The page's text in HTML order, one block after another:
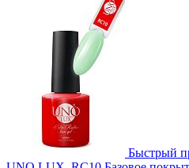
Быстрый